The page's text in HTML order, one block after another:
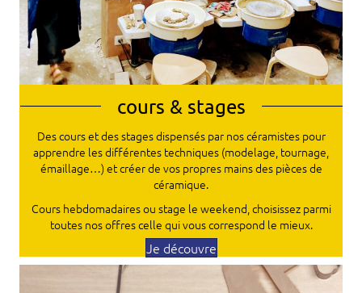
cours & stages
Des cours et des stages dispensés par nos céramistes pour
apprendre les différentes techniques (modelage, tournage,
émaillage…) et créer de vos propres mains des pièces de
céramique.
Cours hebdomadaires ou stage le weekend, choisissez parmi
toutes nos offres celle qui vous correspond le mieux.
Je découvre